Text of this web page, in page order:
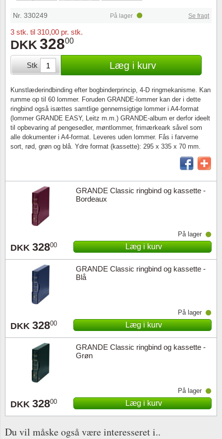
Nr. 330249
3 stk. til 310,00 pr. stk.
DKK 32800
Se fragt
På lager
Stk Læg i kurv
Kunstlæderindbinding efter bogbinderprincip, 4-D ringmekanisme. Kan
rumme op til 60 lommer. Foruden GRANDE-lommer kan der i dette
ringbind også isættes samtlige gennemsigtige lommer i A4-format
(lommer GRANDE EASY, Leitz m.m.) GRANDE-album er derfor ideelt
til opbevaring af pengesedler, møntlommer, frimærkeark såvel som
alle dokumenter i A4-format. Leveres uden lommer. Fås i farverne
sort, rød, grøn og blå. Ydre format (kassette): 295 x 335 x 70 mm.
GRANDE Classic ringbind og kassette -
Bordeaux
DKK 32800
På lager
Læg i kurv
GRANDE Classic ringbind og kassette -
Blå
DKK 32800
På lager
Læg i kurv
GRANDE Classic ringbind og kassette -
Grøn
DKK 32800
På lager
Læg i kurv
Du vil måske også være interesseret i..
Frimærkehæfter
Souvenirmapper
Juleophæng
Andre samleobjekter
Pincetter
Tilbehør - andet